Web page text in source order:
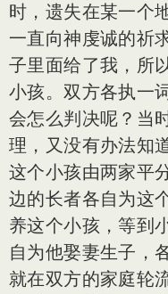
时，遗失在某一个
一直向神虔诚的祈
子里面给了我，所
小孩。双方各执一
会怎么判决呢？当
理，又没有办法知
这个小孩由两家平
边的长者各自为这
养这个小孩，等到
自为他娶妻生子，
就在双方的家庭轮